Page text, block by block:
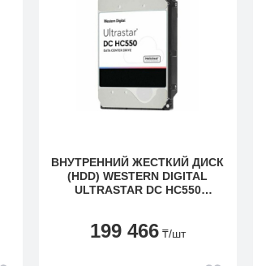
ВНУТРЕННИЙ ЖЕСТКИЙ ДИСК
(HDD) WESTERN DIGITAL
ULTRASTAR DC HC550
199 466 ₸/шт